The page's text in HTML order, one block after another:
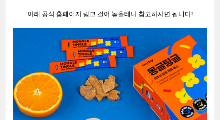
아래 공식 홈페이지 링크 걸어 놓을테니 참고하시면 됩니다!